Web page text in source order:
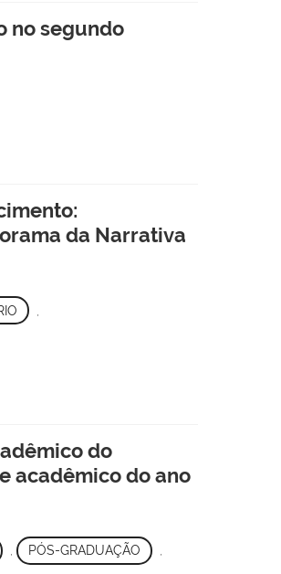
no segundo
da Narrativa
do
acadêmico do ano
, PÓS-GRADUAÇÃO ,